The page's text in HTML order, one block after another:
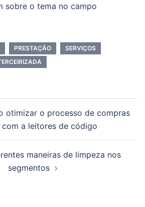
sobre o tema no campo
PRESTAÇÃO
SERVIÇOS
otimizar o processo de compras
com a leitores de código
maneiras de limpeza nos
segmentos